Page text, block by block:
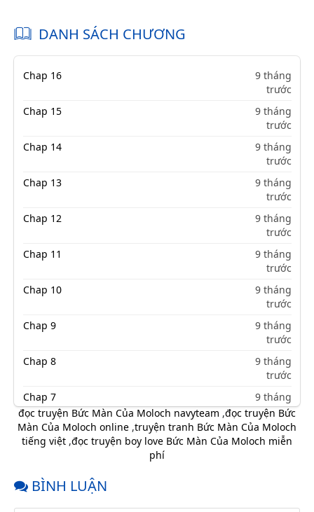
DANH SÁCH CHƯƠNG
Chap 16
9 tháng
trước
Chap 15
9 tháng
trước
Chap 14
9 tháng
trước
Chap 13
9 tháng
trước
Chap 12
9 tháng
trước
Chap 11
9 tháng
trước
Chap 10
9 tháng
trước
Chap 9
9 tháng
trước
Chap 8
9 tháng
trước
Chap 7
9 tháng
trước
Chap 6
9 tháng
trước
đọc truyện Bức Màn Của Moloch navyteam ,đọc truyện Bức
Màn Của Moloch online ,truyện tranh Bức Màn Của Moloch
tiếng việt ,đọc truyện boy love Bức Màn Của Moloch miễn
phí
BÌNH LUẬN